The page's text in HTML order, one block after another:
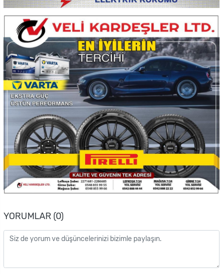
YORUMLAR (0)